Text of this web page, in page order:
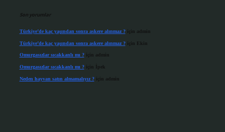
Son yorumlar
Türkiye’de kaç yaşından sonra askere alınmaz ?için admin
Türkiye’de kaç yaşından sonra askere alınmaz ?için Ekin
Omurgasızlar sıcakkanlı mı ?için admin
Omurgasızlar sıcakkanlı mı ?için İpek
Neden hayvan satın almamalıyız ?için admin